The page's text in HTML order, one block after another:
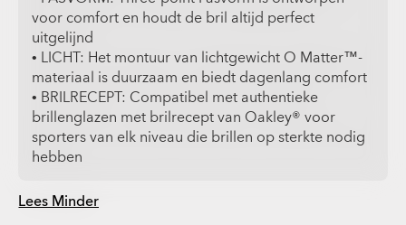
Lees Minder
voor comfort en houdt de bril altijd perfect
uitgelijnd
• LICHT: Het montuur van lichtgewicht O Matter™-
materiaal is duurzaam en biedt dagenlang comfort
• BRILRECEPT: Compatibel met authentieke
brillenglazen met brilrecept van Oakley® voor
sporters van elk niveau die brillen op sterkte nodig
hebben